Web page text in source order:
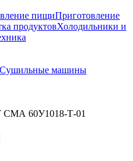
пищиПриготовление
продуктовХолодильники и
Сушильные машины
СМА 60У1018-Т-01